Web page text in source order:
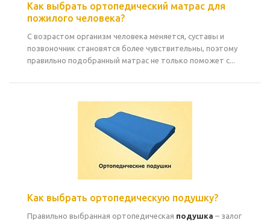
Как выбрать ортопедический матрас для
пожилого человека?
С возрастом организм человека меняется, суставы и
позвоночник становятся более чувствительны, поэтому
правильно подобранный матрас не только поможет с...
Как выбрать ортопедическую подушку?
Правильно выбранная ортопедическая подушка – залог